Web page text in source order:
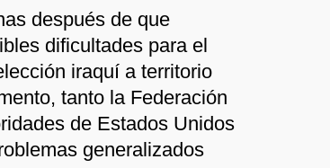
después de que
dificultades para el
iraquí a territorio
tanto la Federación
de Estados Unidos
generalizados